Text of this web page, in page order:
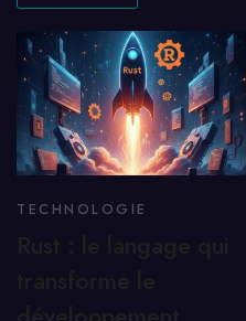
TECHNOLOGIE